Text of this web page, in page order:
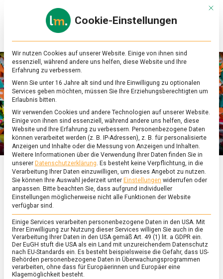
Online-
Magazin
zu
&
Ernährung
ERNÄHRUNG & GESUNDHEIT/FEATURED
Fruka – das Bonbon
ohne Namen
21. Februar 2025 Johannes Commenton
Fruka
–
Sie sind die absoluten Klassiker unter der süßen
Mit
Cookie-Einstellungen
Wir nutzen Cookies auf unserer Website. Einige von ihnen sind
essenziell, während andere uns helfen, diese Website und Ihre
Erfahrung zu verbessern.
Wenn Sie unter 16 Jahre alt sind und Ihre Einwilligung zu optionalen
Services geben möchten, müssen Sie Ihre Erziehungsberechtigten um
Erlaubnis bitten.
Wir verwenden Cookies und andere Technologien auf unserer Website.
Einige von ihnen sind essenziell, während andere uns helfen, diese
Website und Ihre Erfahrung zu verbessern. Personenbezogene Daten
können verarbeitet werden (z. B. IP-Adressen), z. B. für personalisierte
Anzeigen und Inhalte oder die Messung von Anzeigen und Inhalten.
Weitere Informationen über die Verwendung Ihrer Daten finden Sie in
unserer Datenschutzerklärung. Es besteht keine Verpflichtung, in die
Verarbeitung Ihrer Daten einzuwilligen, um dieses Angebot zu nutzen.
Sie können Ihre Auswahl jederzeit unter Einstellungen widerrufen oder
anpassen. Bitte beachten Sie, dass aufgrund individueller
Einstellungen möglicherweise nicht alle Funktionen der Website
verfügbar sind.
Einige Services verarbeiten personenbezogene Daten in den USA. Mit
Ihrer Einwilligung zur Nutzung dieser Services willigen Sie auch in die
Verarbeitung Ihrer Daten in den USA gemäß Art. 49 (1) lit. a GDPR ein.
Der EuGH stuft die USA als ein Land mit unzureichendem Datenschutz
nach EU-Standards ein. Es besteht beispielsweise die Gefahr, dass US-
Behörden personenbezogene Daten in Überwachungsprogrammen
verarbeiten, ohne dass für Europäerinnen und Europäer eine
Klagemöglichkeit besteht.